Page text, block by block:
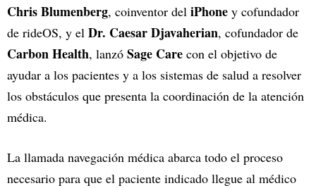
Chris Blumenberg, coinventor del iPhone y cofundador
de rideOS, y el Dr. Caesar Djavaherian, cofundador de
Carbon Health, lanzó Sage Care con el objetivo de
ayudar a los pacientes y a los sistemas de salud a resolver
los obstáculos que presenta la coordinación de la atención
médica.
La llamada navegación médica abarca todo el proceso
necesario para que el paciente indicado llegue al médico